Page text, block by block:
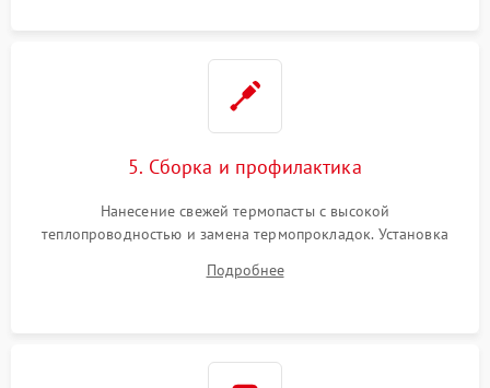
5. Сборка и профилактика
Нанесение свежей термопасты с высокой
теплопроводностью и замена термопрокладок. Установка
шлейфов, модулей памяти и накопителей. Предварительная
Подробнее